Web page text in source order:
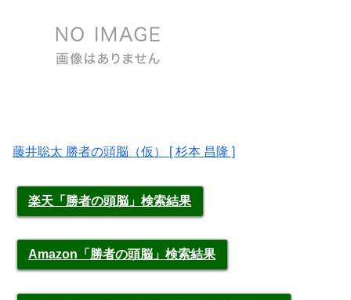
藤井聡太 勝者の頭脳（仮） [ 杉本 昌隆 ]
楽天「勝者の頭脳」検索結果
Amazon「勝者の頭脳」検索結果